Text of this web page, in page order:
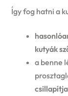
Így fog hatni a
h
kutyák
a benne